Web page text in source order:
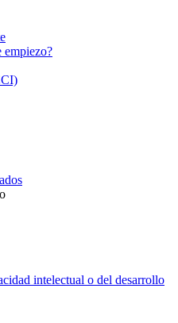
empiezo?
intelectual o del desarrollo